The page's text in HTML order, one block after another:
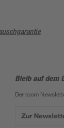
Bleib auf dem
Der toom
Zur